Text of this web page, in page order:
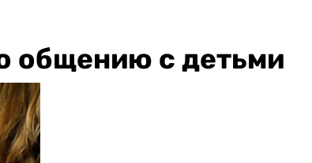
общению с детьми